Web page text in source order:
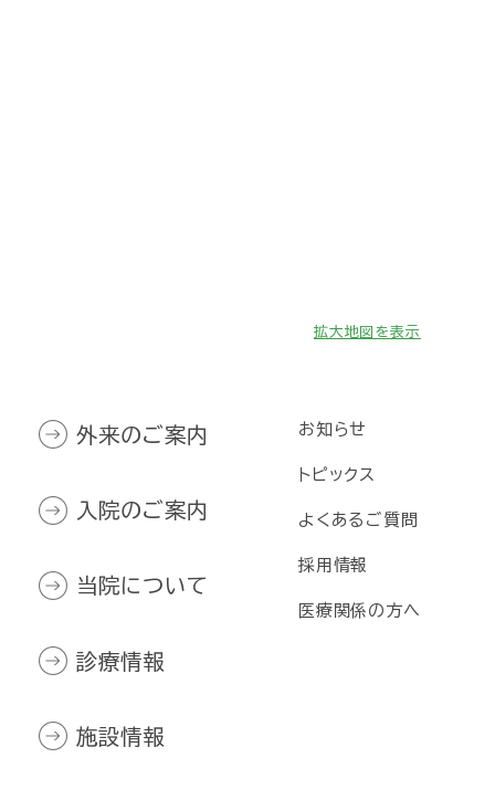
拡大地図を表示
外来のご案内
入院のご案内
当院について
診療情報
施設情報
お知らせ
トピックス
よくあるご質問
採用情報
医療関係の方へ